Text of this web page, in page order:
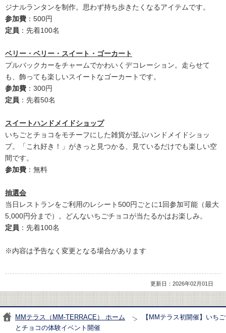
ジナルランタンを制作。思わず持ち歩きたくなるアイテムです。
参加費 ：500円
定員 ：先着100名
ベリー・ベリー・スイート・ゴーカート
プルバックカーをチャームでかわいくデコレーション。走らせて
も、飾っても楽しいスイートなゴーカートです。
参加費 ：300円
定員 ：先着50名
スイートハンドメイドショップ
いちごとチョコをモチーフにした雑貨が並ぶハンドメイドショッ
プ。「これ好き！」がきっと見つかる、見ているだけでも楽しい空
間です。
参加費 ：無料
抽選会
当日レストランをご利用のレシート500円ごとに1回参加可能（最大
5,000円分まで）。どんないちごチョコが当たるかはお楽しみ。
定員 ：先着100名
※内容は予告なく変更となる場合があります
更新日：2026年02月01日
MMテラス（MM-TERRACE） ホーム
【MMテラス初開催】いちご
とチョコの体験イベント開催